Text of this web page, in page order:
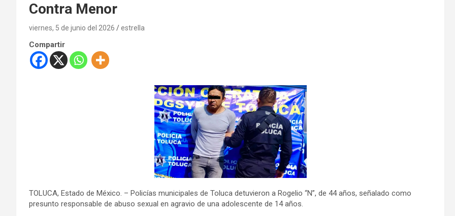
Contra Menor
viernes, 5 de junio del 2026 estrella
Compartir
TOLUCA, Estado de México. – Policías municipales de Toluca detuvieron a Rogelio “N”, de 44 años, señalado como
presunto responsable de abuso sexual en agravio de una adolescente de 14 años.